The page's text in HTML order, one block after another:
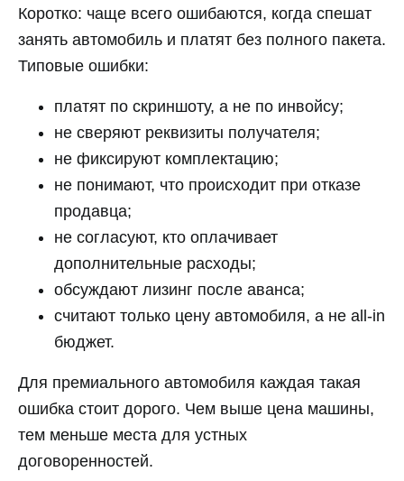
Коротко: чаще всего ошибаются, когда спешат
занять автомобиль и платят без полного пакета.
Типовые ошибки:
платят по скриншоту, а не по инвойсу;
не сверяют реквизиты получателя;
не фиксируют комплектацию;
не понимают, что происходит при отказе
продавца;
не согласуют, кто оплачивает
дополнительные расходы;
обсуждают лизинг после аванса;
считают только цену автомобиля, а не all-in
бюджет.
Для премиального автомобиля каждая такая
ошибка стоит дорого. Чем выше цена машины,
тем меньше места для устных
договоренностей.